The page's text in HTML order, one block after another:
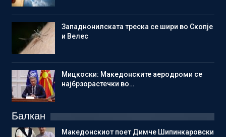
Западнонилската треска се шири во Скопје
и Велес
Мицкоски: Македонските аеродроми се
најбрзорастечки во…
Балкан
Македонскиот поет Димче Шипинкаровски